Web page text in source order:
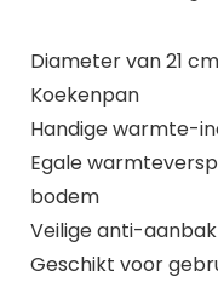
Diameter van 21 cm
Koekenpan
Handige warmte-
Egale
bodem
Veilige anti-
Geschikt voor